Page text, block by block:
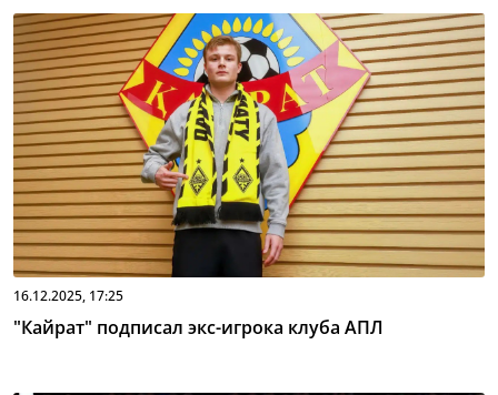
16.12.2025, 17:25
"Кайрат" подписал экс-игрока клуба АПЛ